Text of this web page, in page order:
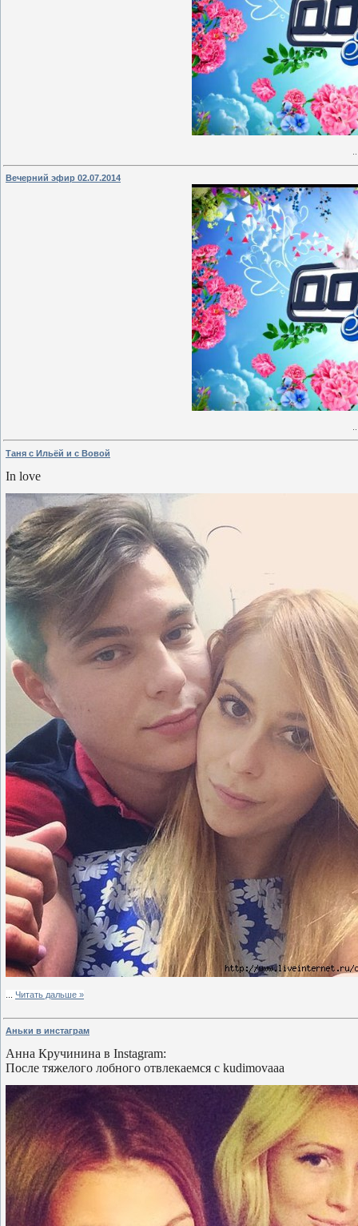
Вечерний эфир 02.07.2014
Таня с Ильёй и с Вовой
In love
Читать дальше »
Аньки в инстаграм
Анна Кручинина в Instagram:
После тяжелого лобного отвлекаемся с kudimovaaa